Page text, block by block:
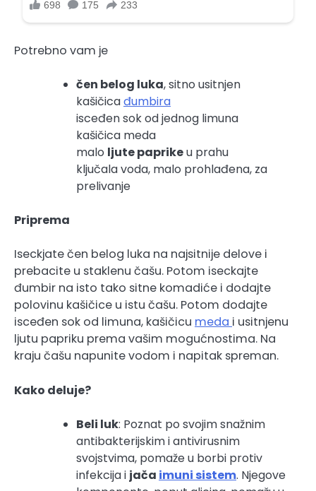
Potrebno vam je
čen belog luka, sitno usitnjen
kašičicađumbira
isceđen sok od jednog limuna
kašičica meda
malo ljute paprikeu prahu
ključala voda, malo prohlađena, za
prelivanje
Priprema
Iseckjate čen belog luka na najsitnije delove i
prebacite u staklenu čašu. Potom iseckajte
đumbir na isto tako sitne komadiće i dodajte
polovinu kašičice u istu čašu. Potom dodajte
isceđen sok od limuna, kašičicu meda i usitnjenu
ljutu papriku prema vašim mogućnostima. Na
kraju čašu napunite vodom i napitak spreman.
Kako deluje?
Beli luk: Poznat po svojim snažnim
antibakterijskim i antivirusnim
svojstvima, pomaže u borbi protiv
infekcija i jača imuni sistem. Njegove